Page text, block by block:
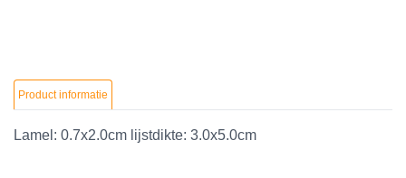
Product informatie
Lamel: 0.7x2.0cm lijstdikte: 3.0x5.0cm